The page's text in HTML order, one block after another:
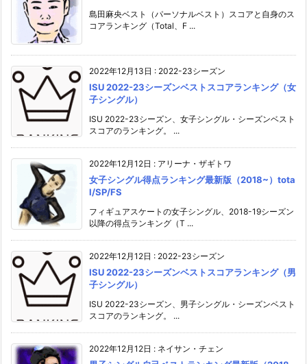
島田麻央ベスト（パーソナルベスト）スコアと自身のス
コアランキング（Total、F ...
2022年12月13日 : 2022-23シーズン
ISU 2022-23シーズンベストスコアランキング（女
子シングル）
ISU 2022-23シーズン、女子シングル・シーズンベスト
スコアのランキング。 ...
2022年12月12日 : アリーナ・ザギトワ
女子シングル得点ランキング最新版（2018~）tota
l/SP/FS
フィギュアスケートの女子シングル、2018-19シーズン
以降の得点ランキング（T ...
2022年12月12日 : 2022-23シーズン
ISU 2022-23シーズンベストスコアランキング（男
子シングル）
ISU 2022-23シーズン、男子シングル・シーズンベスト
スコアのランキング。 ...
2022年12月12日 : ネイサン・チェン